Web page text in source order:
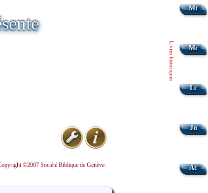
©2007 Société Biblique de Genève.
Mt
Mc
Lc
Jn
Ac
Livres historiques